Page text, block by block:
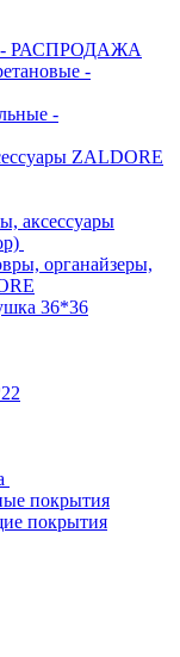
- РАСПРОДАЖА
-
-
ZALDORE
аксессуары
органайзеры,
36*36
покрытия
покрытия